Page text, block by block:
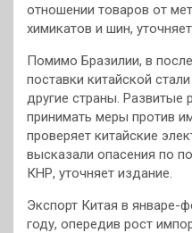
отношении товаров от
химикатов и шин,
Помимо Бразилии, в
поставки китайской
другие страны. Развитые
принимать меры против
проверяет китайские
высказали опасения по
КНР, уточняет издание.
Экспорт Китая в январе-
году, опередив рост